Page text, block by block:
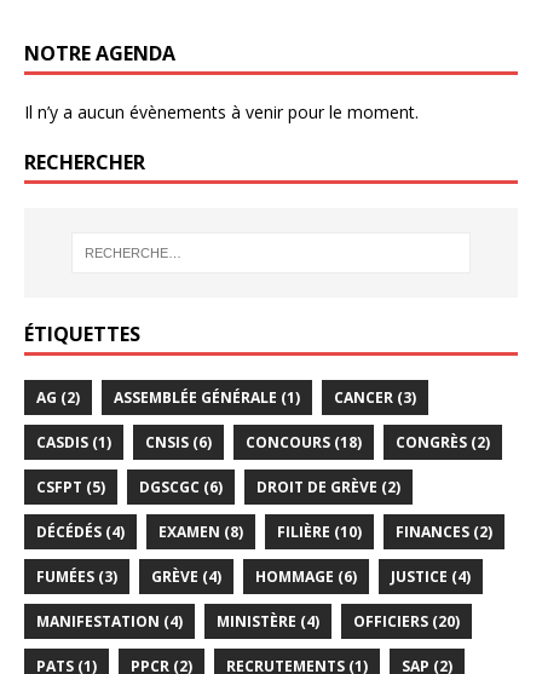
NOTRE AGENDA
Il n’y a aucun évènements à venir pour le moment.
RECHERCHER
ÉTIQUETTES
AG (2) ASSEMBLÉE GÉNÉRALE (1) CANCER (3)
CASDIS (1) CNSIS (6) CONCOURS (18) CONGRÈS (2)
CSFPT (5) DGSCGC (6) DROIT DE GRÈVE (2)
DÉCÉDÉS (4) EXAMEN (8) FILIÈRE (10) FINANCES (2)
FUMÉES (3) GRÈVE (4) HOMMAGE (6) JUSTICE (4)
MANIFESTATION (4) MINISTÈRE (4) OFFICIERS (20)
PATS (1) PPCR (2) RECRUTEMENTS (1) SAP (2)